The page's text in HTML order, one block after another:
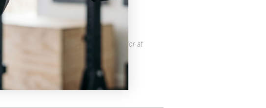
mængder.
specialpaller. Du har også altid mulighed for at